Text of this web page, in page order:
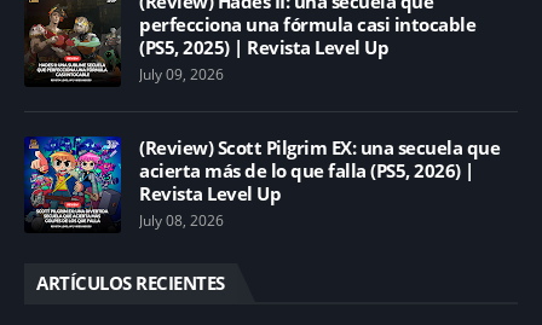
perfecciona una fórmula casi intocable
(PS5, 2025) | Revista Level Up
July 09, 2026
(Review) Scott Pilgrim EX: una secuela que
acierta más de lo que falla (PS5, 2026) |
Revista Level Up
July 08, 2026
ARTÍCULOS RECIENTES